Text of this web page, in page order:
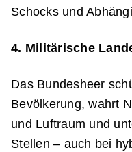
Schocks und
4. Militärische
Das Bundesheer
Bevölkerung, wahrt
und Luftraum und
Stellen – auch bei